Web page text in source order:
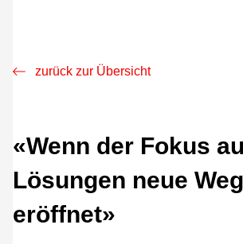
zurück zur Übersicht
«Wenn der Fokus
Lösungen neue
eröffnet»